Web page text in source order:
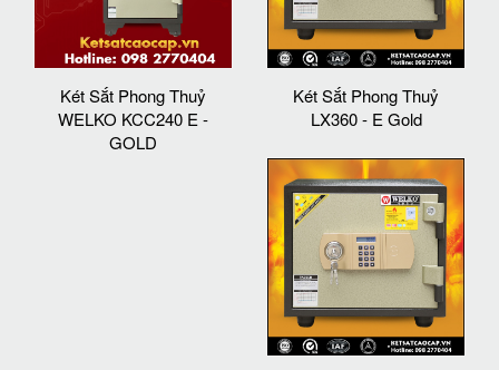
Két Sắt Phong Thuỷ
WELKO KCC240 E -
GOLD
Két Sắt Phong Thuỷ
LX360 - E Gold